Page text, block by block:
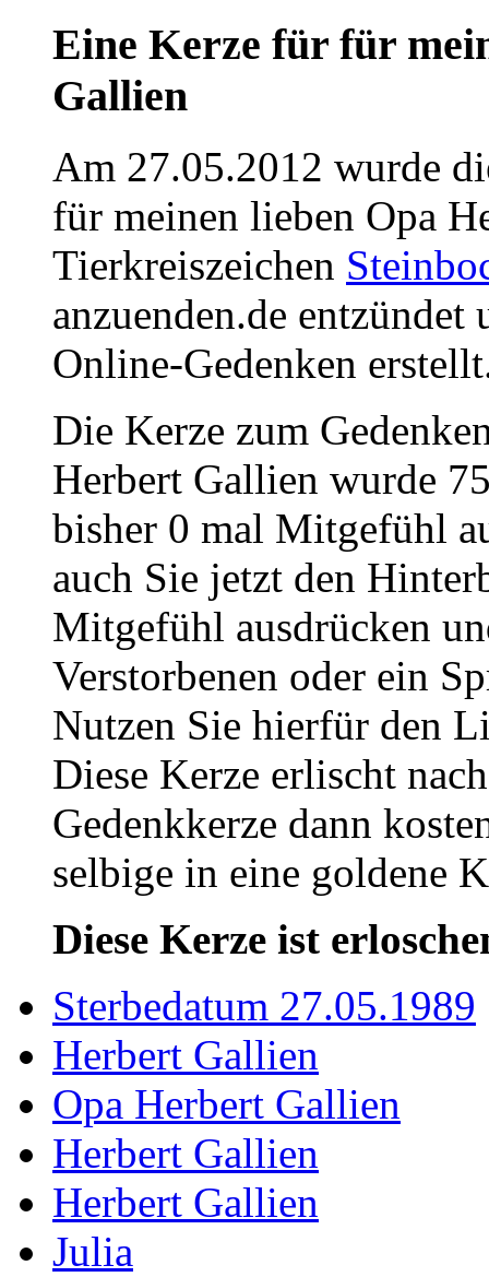
Eine Kerze für für
Gallien
Am 27.05.2012 wurde
für meinen lieben Opa
Tierkreiszeichen
anzuenden.de
Online-Gedenken
Die Kerze zum
Herbert Gallien wurde
bisher 0 mal Mitgefühl
auch Sie jetzt den
Mitgefühl ausdrücken
Verstorbenen oder ein
Nutzen Sie hierfür den
Diese Kerze erlischt
Gedenkkerze dann
selbige in eine goldene
Diese Kerze ist
Sterbedatum 27.05.1989
Herbert Gallien
Opa Herbert Gallien
Herbert Gallien
Herbert Gallien
Julia